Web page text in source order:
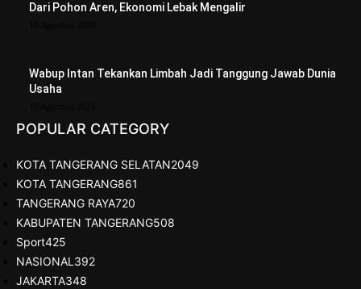
Dari Pohon Aren, Ekonomi Lebak Mengalir
Wabup Intan Tekankan Limbah Jadi Tanggung Jawab Dunia
Usaha
POPULAR CATEGORY
KOTA TANGERANG SELATAN2049
KOTA TANGERANG861
TANGERANG RAYA720
KABUPATEN TANGERANG508
Sport425
NASIONAL 392
JAKARTA348